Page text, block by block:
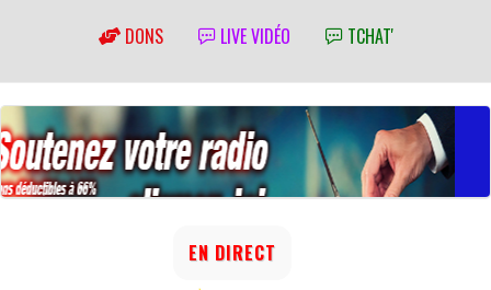
DONS LIVE VIDÉO TCHAT'
EN DIRECT